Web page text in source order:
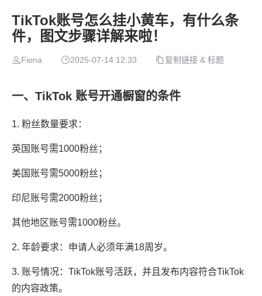
TikTok账号怎么挂小黄车，有什么条
件，图文步骤详解来啦！
Fiona 2025-07-14 12:33 复制链接 & 标题